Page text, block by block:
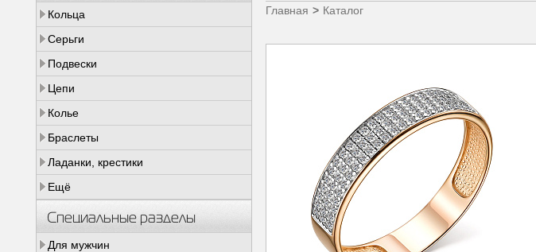
Кольца
Серьги
Подвески
Цепи
Колье
Браслеты
Ладанки, крестики
Ещё
Специальные разделы
Для мужчин
Главная Каталог